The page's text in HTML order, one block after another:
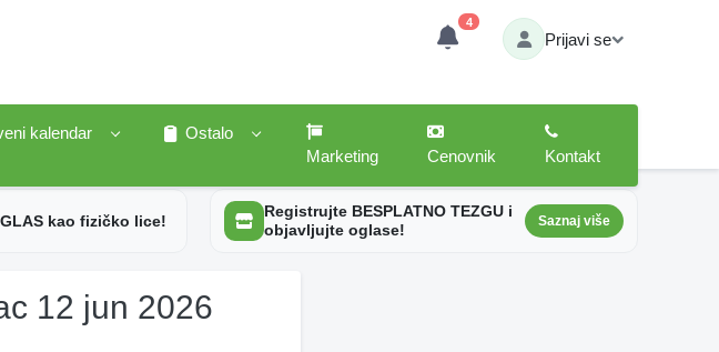
4
Prijavi se
kalendar
Ostalo
Marketing
Cenovnik Kontakt
kao fizičko lice!
Registrujte BESPLATNO TEZGU i
objavljujte oglase!
Saznaj više
12 jun 2026